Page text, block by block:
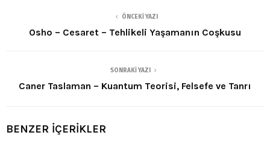
ÖNCEKI YAZI
Osho – Cesaret – Tehlikeli Yaşamanın Coşkusu
SONRAKI YAZI
Caner Taslaman – Kuantum Teorisi, Felsefe ve Tanrı
BENZER İÇERİKLER